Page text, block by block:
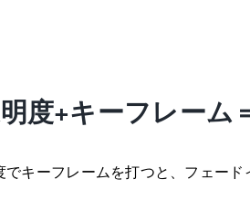
度+キーフレーム
でキーフレームを打つと、フェード